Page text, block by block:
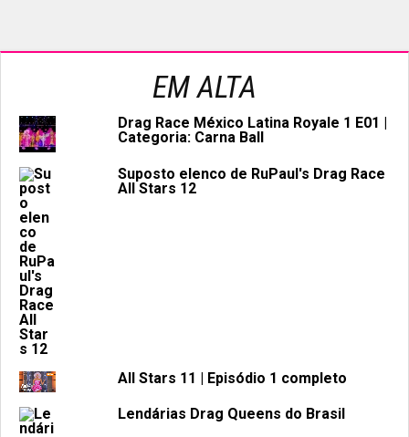
EM ALTA
Drag Race México Latina Royale 1 E01 |
Categoria: Carna Ball
Suposto elenco de RuPaul's Drag Race
All Stars 12
All Stars 11 | Episódio 1 completo
Lendárias Drag Queens do Brasil